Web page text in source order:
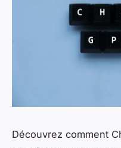
Découvrez comment